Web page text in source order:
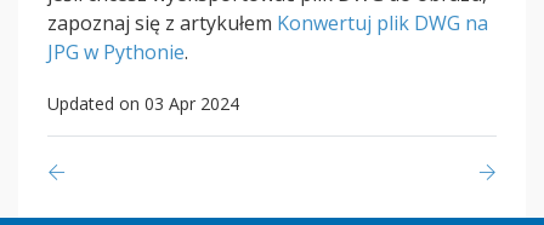
zapoznaj się z artykułem Konwertuj plik DWG na
JPG w Pythonie.
Updated on 03 Apr 2024